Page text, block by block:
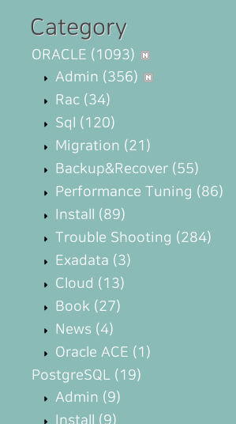
Category
ORACLE (1093)
Admin (356)
Rac (34)
Sql (120)
Migration (21)
Backup&Recover (55)
Performance Tuning (86)
Install (89)
Trouble Shooting (284)
Exadata (3)
Cloud (13)
Book (27)
News (4)
Oracle ACE (1)
PostgreSQL (19)
Admin (9)
Install (9)